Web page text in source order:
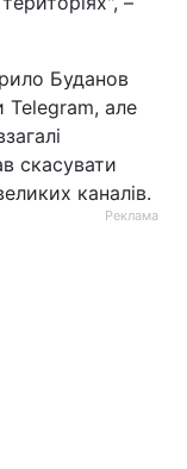
Буданов
Telegram, але
скасувати
каналів.
Реклама